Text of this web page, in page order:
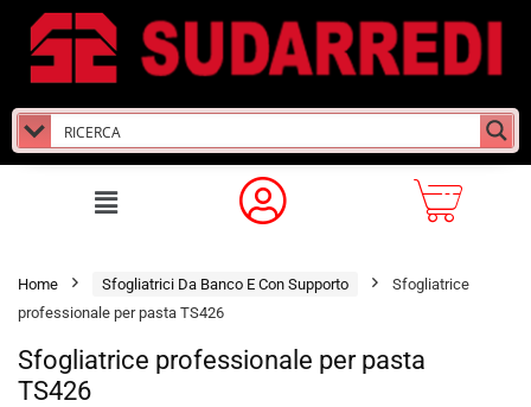
Home Sfogliatrici Da Banco E Con Supporto
Sfogliatrice
professionale per pasta TS426
Sfogliatrice professionale per pasta
TS426